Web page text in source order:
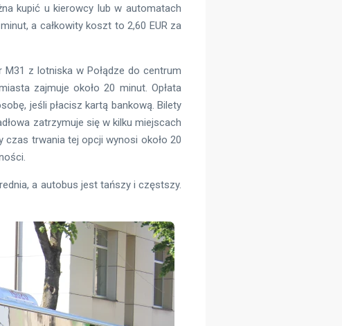
kupić u kierowcy lub w automatach
a całkowity koszt to 2,60 EUR za
z lotniska w Połądze do centrum
zajmuje około 20 minut. Opłata
jeśli płacisz kartą bankową. Bilety
zatrzymuje się w kilku miejscach
czas trwania tej opcji wynosi około 20
a autobus jest tańszy i częstszy.